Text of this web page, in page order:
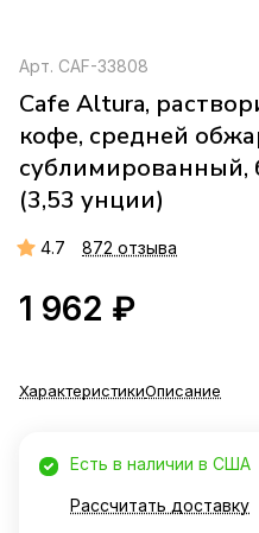
Арт. CAF-33808
Cafe Altura,
кофе, средней
сублимированный,
(3,53 унции)
4.7 872 отзыва
1 962 ₽
ХарактеристикиОписание
Есть в наличии в США
Рассчитать доставку